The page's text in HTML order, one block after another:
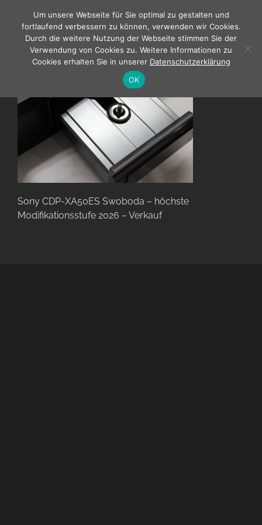
springen
Sony CDP-XA50ES Swoboda – höchste
Modifikationsstufe 2026 – Verkauf
Um unsere Webseite für Sie optimal zu gestalten und
fortlaufend verbessern zu können, verwenden wir Cookies.
Durch die weitere Nutzung der Webseite stimmen Sie der
Verwendung von Cookies zu. Weitere Informationen zu
Cookies erhalten Sie in unserer Datenschutzerklärung
OK